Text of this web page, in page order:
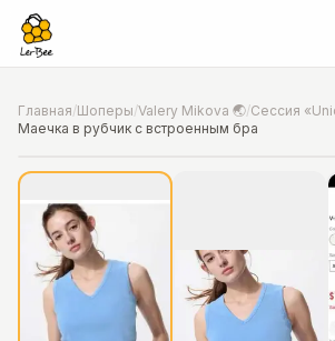
Главная/Шоперы/Valery Mikova 🌏/Сессия
Маечка в рубчик с встроенным бра
Фото от шопера